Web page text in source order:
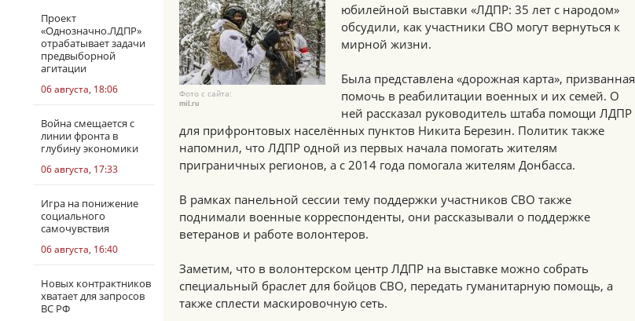
Проект
«Однозначно.ЛДПР»
отрабатывает задачи
предвыборной
агитации
06 августа, 18:06
Война смещается с
линии фронта в
глубину экономики
06 августа, 17:33
Игра на понижение
социального
самочувствия
06 августа, 16:40
Новых контрактников
хватает для запросов
ВС РФ
Фото с сайта:
mil.ru
юбилейной выставки «ЛДПР: 35 лет с народом»
обсудили, как участники СВО могут вернуться к
мирной жизни.
Была представлена «дорожная карта», призванная
помочь в реабилитации военных и их семей. О
ней рассказал руководитель штаба помощи ЛДПР
для прифронтовых населённых пунктов Никита Березин. Политик также
напомнил, что ЛДПР одной из первых начала помогать жителям
приграничных регионов, а с 2014 года помогала жителям Донбасса.
В рамках панельной сессии тему поддержки участников СВО также
поднимали военные корреспонденты, они рассказывали о поддержке
ветеранов и работе волонтеров.
Заметим, что в волонтерском центр ЛДПР на выставке можно собрать
специальный браслет для бойцов СВО, передать гуманитарную помощь, а
также сплести маскировочную сеть.